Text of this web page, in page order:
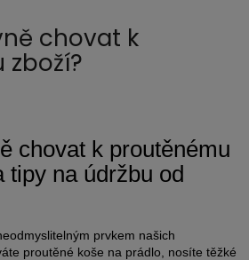
chovat k
chovat k proutěnému
tipy na údržbu od
prvkem našich
proutěné koše na prádlo, nosíte těžké